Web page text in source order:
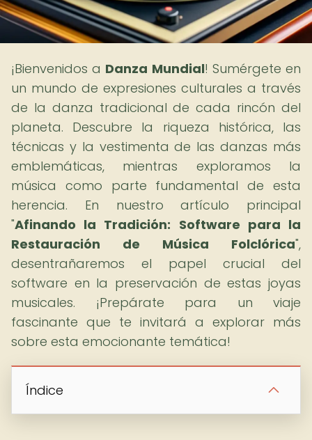
¡Bienvenidos a Danza Mundial! Sumérgete en
un mundo de expresiones culturales a través
de la danza tradicional de cada rincón del
planeta. Descubre la riqueza histórica, las
técnicas y la vestimenta de las danzas más
emblemáticas, mientras exploramos la
música como parte fundamental de esta
herencia. En nuestro artículo principal
"Afinando la Tradición: Software para la
Restauración de Música Folclórica",
desentrañaremos el papel crucial del
software en la preservación de estas joyas
musicales. ¡Prepárate para un viaje
fascinante que te invitará a explorar más
sobre esta emocionante temática!
Índice